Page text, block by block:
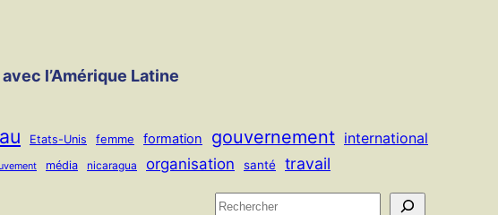
l’Amérique Latine
Etats-Unis femme formation gouvernement international
média nicaragua organisation santé travail
R